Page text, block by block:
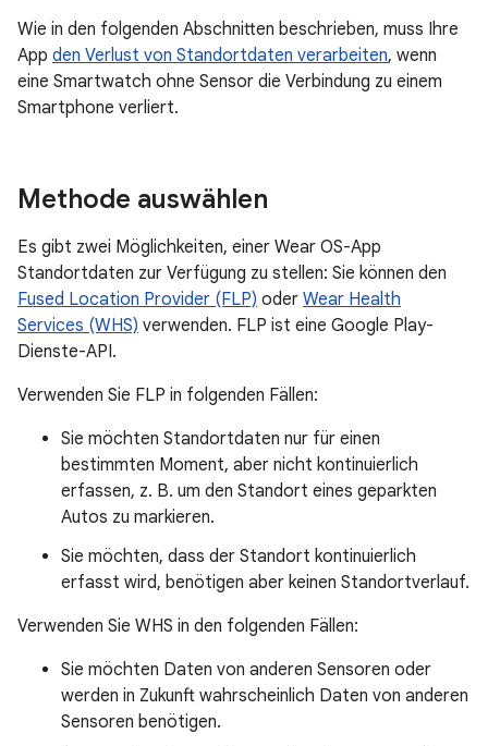
Wie in den folgenden Abschnitten beschrieben, muss Ihre
App den Verlust von Standortdaten verarbeiten, wenn
eine Smartwatch ohne Sensor die Verbindung zu einem
Smartphone verliert.
Methode auswählen
Es gibt zwei Möglichkeiten, einer Wear OS-App
Standortdaten zur Verfügung zu stellen: Sie können den
Fused Location Provider (FLP) oder Wear Health
Services (WHS) verwenden. FLP ist eine Google Play-
Dienste-API.
Verwenden Sie FLP in folgenden Fällen:
Sie möchten Standortdaten nur für einen
bestimmten Moment, aber nicht kontinuierlich
erfassen, z. B. um den Standort eines geparkten
Autos zu markieren.
Sie möchten, dass der Standort kontinuierlich
erfasst wird, benötigen aber keinen Standortverlauf.
Verwenden Sie WHS in den folgenden Fällen:
Sie möchten Daten von anderen Sensoren oder
werden in Zukunft wahrscheinlich Daten von anderen
Sensoren benötigen.